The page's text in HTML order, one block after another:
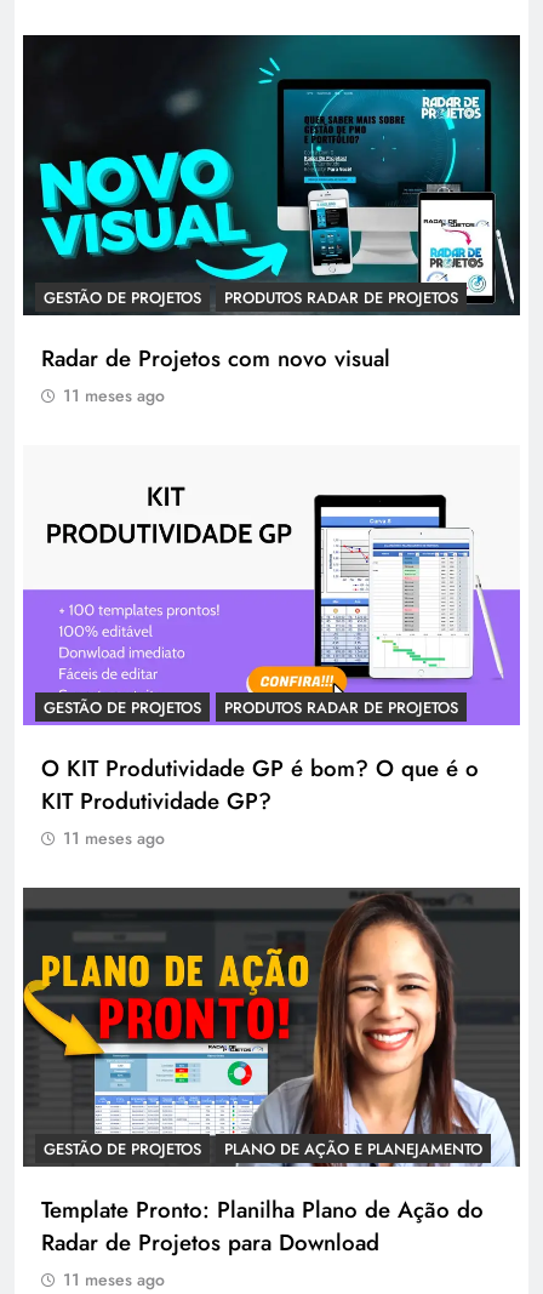
GESTÃO DE PROJETOS PRODUTOS RADAR DE PROJETOS
Radar de Projetos com novo visual
11 meses ago
GESTÃO DE PROJETOS PRODUTOS RADAR DE PROJETOS
O KIT Produtividade GP é bom? O que é o
KIT Produtividade GP?
11 meses ago
GESTÃO DE PROJETOS PLANO DE AÇÃO E PLANEJAMENTO
Template Pronto: Planilha Plano de Ação do
Radar de Projetos para Download
11 meses ago